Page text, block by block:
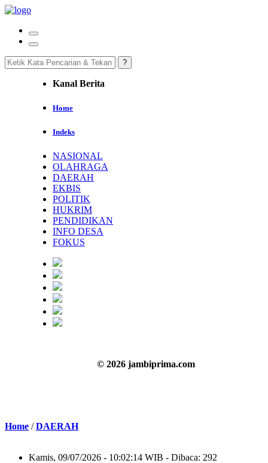
Kanal Berita
Home
Indeks
NASIONAL
OLAHRAGA
DAERAH
EKBIS
POLITIK
HUKRIM
PENDIDIKAN
INFO DESA
FOKUS
© 2026 jambiprima.com
Home /DAERAH
Kamis, 09/07/2026 - 10:02:14 WIB - Dibaca: 292